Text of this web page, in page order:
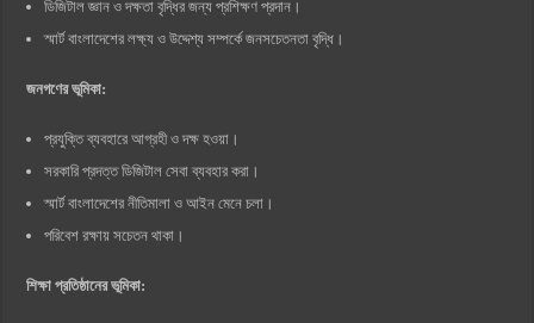
ডিজিটাল জ্ঞান ও দক্ষতা বৃদ্ধির জন্য প্রশিক্ষণ প্রদান।
স্মার্ট বাংলাদেশের লক্ষ্য ও উদ্দেশ্য সম্পর্কে জনসচেতনতা বৃদ্ধি।
জনগণের ভূমিকা:
প্রযুক্তি ব্যবহারে আগ্রহী ও দক্ষ হওয়া।
সরকারি প্রদত্ত ডিজিটাল সেবা ব্যবহার করা।
স্মার্ট বাংলাদেশের নীতিমালা ও আইন মেনে চলা।
পরিবেশ রক্ষায় সচেতন থাকা।
শিক্ষা প্রতিষ্ঠানের ভূমিকা: